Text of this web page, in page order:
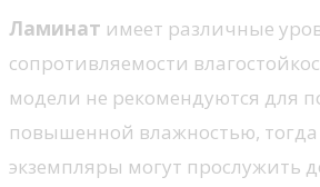
Ламинат имеет различные
сопротивляемости
модели не рекомендуются для
повышенной влажностью, тогда
экземпляры могут прослужить